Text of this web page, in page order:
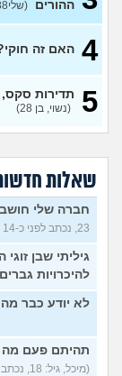
עם בן מהשכבה…
מתה מפחד
מפנטז על חבר
(רוויטל, בת 24)
בנות,אתן
אח שלכם במצב
(לוחם שקרוב ל'חרור, בן
מסאג׳יסט
(מסאג׳יסט מעורער,
אנחנו מקיימים
בגדים וזה לא
מה לעשות?
ההורים (שלי88, בת 40)
4 האם זה
5 תדירות
(נשוי, בן 28)
שאלות
חברה שלי
23, נכתב לפני כ-14 שעות)
גיליתי שבן
להיכרויות גברים
לא יודע כבר
תהיתם פעם מה
(מיכל, גיל: 18, נכתב לפני כ-14 שעות)